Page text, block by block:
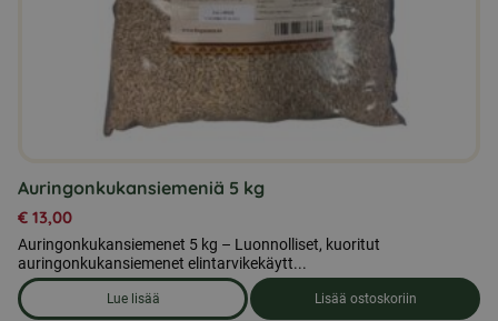
Auringonkukansiemeniä 5 kg
€ 13,00
Auringonkukansiemenet 5 kg – Luonnolliset, kuoritut
auringonkukansiemenet elintarvikekäytt...
Lue lisää
om produkten Auringonkukansiemeniä 5 kg
Lisää ostoskoriin